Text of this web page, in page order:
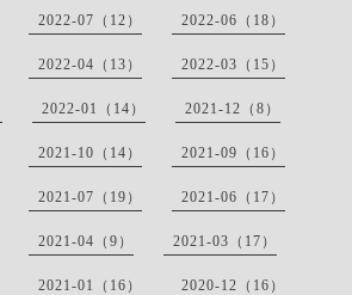
2022-07（12） 2022-06（18）
2022-04（13） 2022-03（15）
2022-01（14） 2021-12（8）
2021-10（14） 2021-09（16）
2021-07（19） 2021-06（17）
2021-04（9） 2021-03（17）
2021-01（16） 2020-12（16）